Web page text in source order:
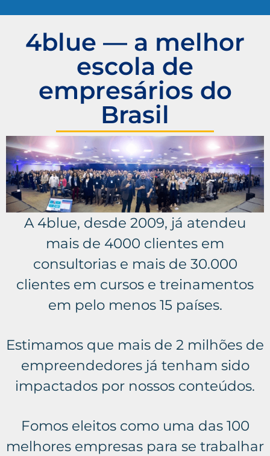
4blue — a melhor
escola de
empresários do
Brasil
A 4blue, desde 2009, já atendeu
mais de 4000 clientes em
consultorias e mais de 30.000
clientes em cursos e treinamentos
em pelo menos 15 países.
Estimamos que mais de 2 milhões de
empreendedores já tenham sido
impactados por nossos conteúdos.
Fomos eleitos como uma das 100
melhores empresas para se trabalhar